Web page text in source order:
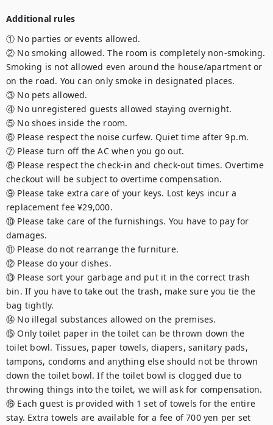
Additional rules
① No parties or events allowed.
② No smoking allowed. The room is completely non-smoking.
Smoking is not allowed even around the house/apartment or
on the road. You can only smoke in designated places.
③ No pets allowed.
④ No unregistered guests allowed staying overnight.
⑤ No shoes inside the room.
⑥ Please respect the noise curfew. Quiet time after 9p.m.
⑦ Please turn off the AC when you go out.
⑧ Please respect the check-in and check-out times. Overtime
checkout will be subject to overtime compensation.
⑨ Please take extra care of your keys. Lost keys incur a
replacement fee ¥29,000.
⑩ Please take care of the furnishings. You have to pay for
damages.
⑪ Please do not rearrange the furniture.
⑫ Please do your dishes.
⑬ Please sort your garbage and put it in the correct trash
bin. If you have to take out the trash, make sure you tie the
bag tightly.
⑭ No illegal substances allowed on the premises.
⑮ Only toilet paper in the toilet can be thrown down the
toilet bowl. Tissues, paper towels, diapers, sanitary pads,
tampons, condoms and anything else should not be thrown
down the toilet bowl. If the toilet bowl is clogged due to
throwing things into the toilet, we will ask for compensation.
⑯ Each guest is provided with 1 set of towels for the entire
stay. Extra towels are available for a fee of 700 yen per set